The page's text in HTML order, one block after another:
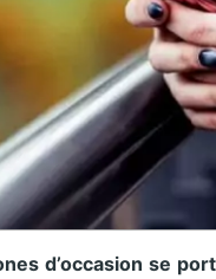
d’occasion se